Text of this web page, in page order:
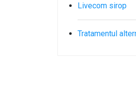
Livecom sirop
Tratamentul